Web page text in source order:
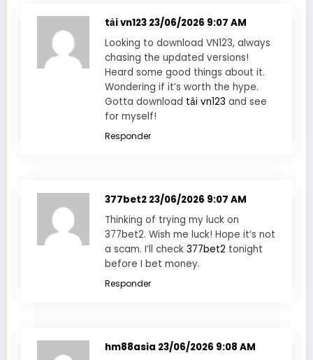
tải vn123 23/06/2026 9:07 AM
Looking to download VN123, always
chasing the updated versions!
Heard some good things about it.
Wondering if it’s worth the hype.
Gotta download tải vn123 and see
for myself!
Responder
377bet2 23/06/2026 9:07 AM
Thinking of trying my luck on
377bet2. Wish me luck! Hope it’s not
a scam. I’ll check 377bet2 tonight
before I bet money.
Responder
hm88asia 23/06/2026 9:08 AM